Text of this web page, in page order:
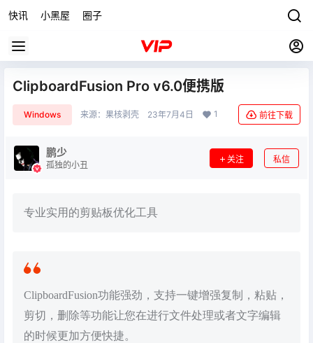
快讯 小黑屋 圈子
ClipboardFusion Pro v6.0便携版
Windows 来源： 果核剥壳 23年7月4日 1 前往下载
鹏少
孤独的小丑
关注 私信
专业实用的剪贴板优化工具
ClipboardFusion功能强劲，支持一键增强复制，粘贴，
剪切，删除等功能让您在进行文件处理或者文字编辑
的时候更加方便快捷。